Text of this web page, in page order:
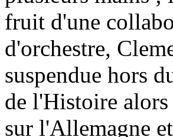
fruit d'une
d'orchestre,
suspendue hors
de l'Histoire
sur l'Allemagne